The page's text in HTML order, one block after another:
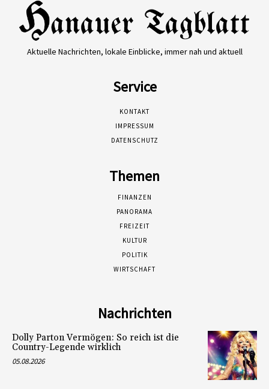
Aktuelle Nachrichten, lokale Einblicke, immer nah und aktuell
Service
KONTAKT
IMPRESSUM
DATENSCHUTZ
Themen
FINANZEN
PANORAMA
FREIZEIT
KULTUR
POLITIK
WIRTSCHAFT
Nachrichten
Dolly Parton Vermögen: So reich ist die
Country-Legende wirklich
05.08.2026